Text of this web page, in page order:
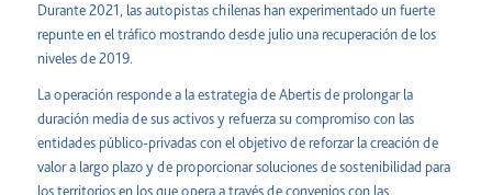
Durante 2021, las autopistas chilenas han experimentado un fuerte
repunte en el tráfico mostrando desde julio una recuperación de los
niveles de 2019.
La operación responde a la estrategia de Abertis de prolongar la
duración media de sus activos y refuerza su compromiso con las
entidades público-privadas con el objetivo de reforzar la creación de
valor a largo plazo y de proporcionar soluciones de sostenibilidad para
los territorios en los que opera a través de convenios con las